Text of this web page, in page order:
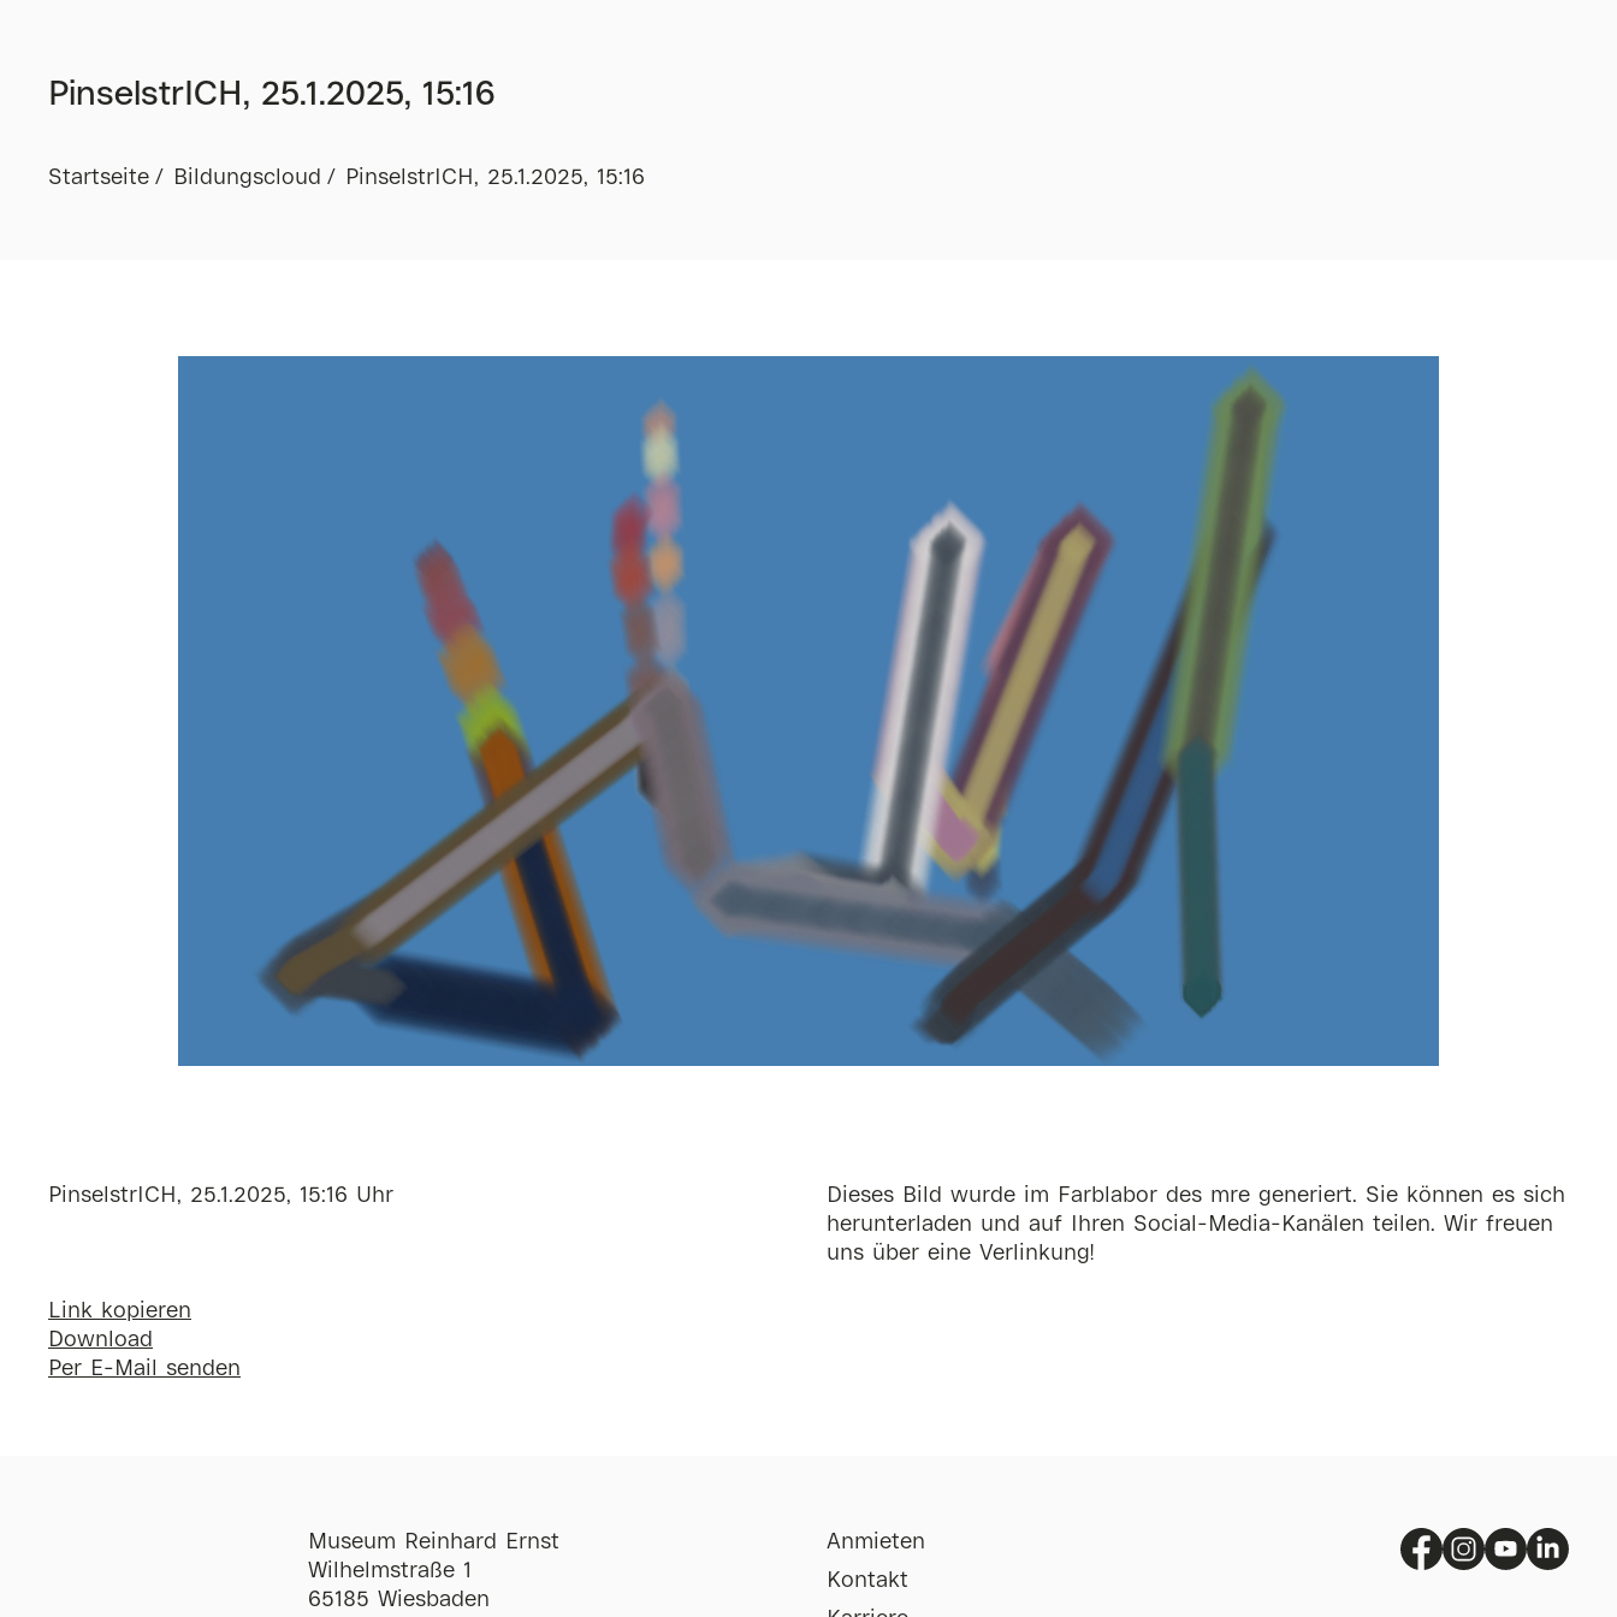
PinselstrICH, 25.1.2025, 15:16
Startseite Bildungscloud PinselstrICH, 25.1.2025, 15:16
PinselstrICH, 25.1.2025, 15:16 Uhr
Link kopieren
Download
Per E-Mail senden
Dieses Bild wurde im Farblabor des mre generiert. Sie können es sich
herunterladen und auf Ihren Social-Media-Kanälen teilen. Wir freuen
uns über eine Verlinkung!
Museum Reinhard Ernst
Wilhelmstraße 1
65185 Wiesbaden
Anmieten
Kontakt